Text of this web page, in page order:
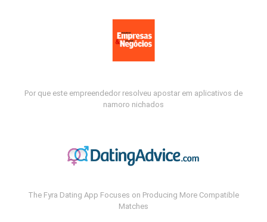
Por que este empreendedor resolveu apostar em aplicativos de
namoro nichados
The Fyra Dating App Focuses on Producing More Compatible
Matches